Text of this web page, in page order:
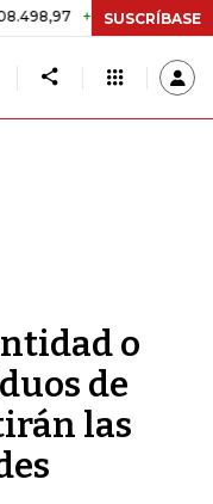
+$ 8.753,81 +2,19%
SUSCRÍBASE
o
de
las